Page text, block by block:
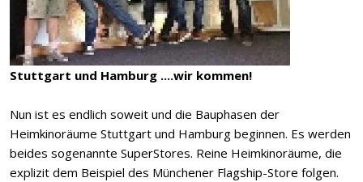
Stuttgart und Hamburg ....wir kommen!
Nun ist es endlich soweit und die Bauphasen der
Heimkinoräume Stuttgart und Hamburg beginnen. Es werden
beides sogenannte SuperStores. Reine Heimkinoräume, die
explizit dem Beispiel des Münchener Flagship-Store folgen.